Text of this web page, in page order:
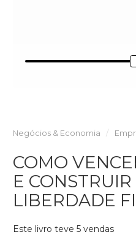
Negócios & Economia
COMO
E
LIBERDADE
Este livro teve 5 vendas